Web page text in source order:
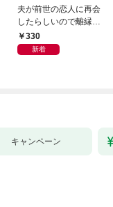
夫が前世の恋人に再会
したらしいので離縁し
ます【分冊版】1
330
新着
キャンペーン